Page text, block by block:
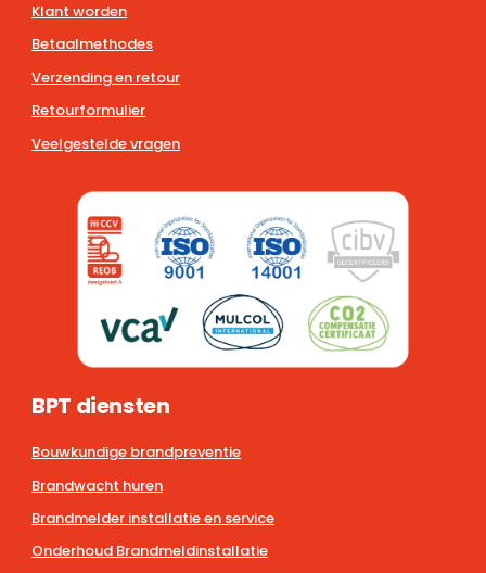
Klant worden
Betaalmethodes
Verzending en retour
Retourformulier
Veelgestelde vragen
BPT diensten
Bouwkundige brandpreventie
Brandwacht huren
Brandmelder installatie en service
Onderhoud Brandmeldinstallatie